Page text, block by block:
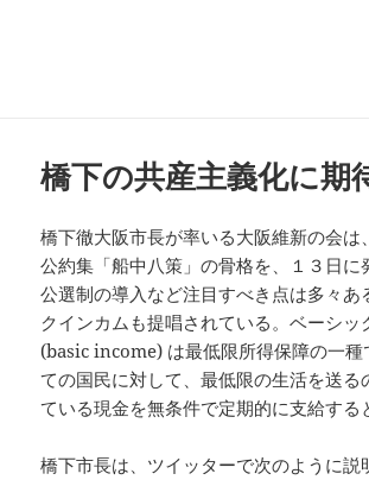
橋下の共産主義化に期
橋下徹大阪市長が率いる大阪維新の会は
公約集「船中八策」の骨格を、１３日に
公選制の導入など注目すべき点は多々あ
クインカムも提唱されている。ベーシッ
(basic income) は最低限所得保障の一種
ての国民に対して、最低限の生活を送る
ている現金を無条件で定期的に支給する
橋下市長は、ツイッターで次のように説